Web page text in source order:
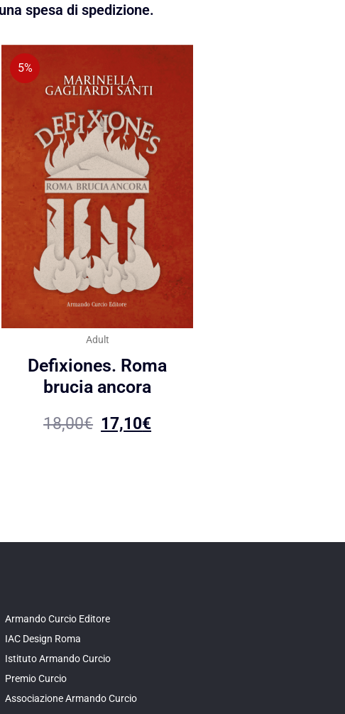
spesa di spedizione.
5%
Adult
Defixiones. Roma
brucia ancora
18,00€ 17,10€
Armando Curcio Editore
IAC Design Roma
Istituto Armando Curcio
Premio Curcio
Associazione Armando Curcio